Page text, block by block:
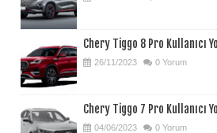
Chery Tiggo 8 Pro Kullanıcı
26/11/2023 0 Yorum
Chery Tiggo 7 Pro Kullanıcı
04/06/2023 0 Yorum